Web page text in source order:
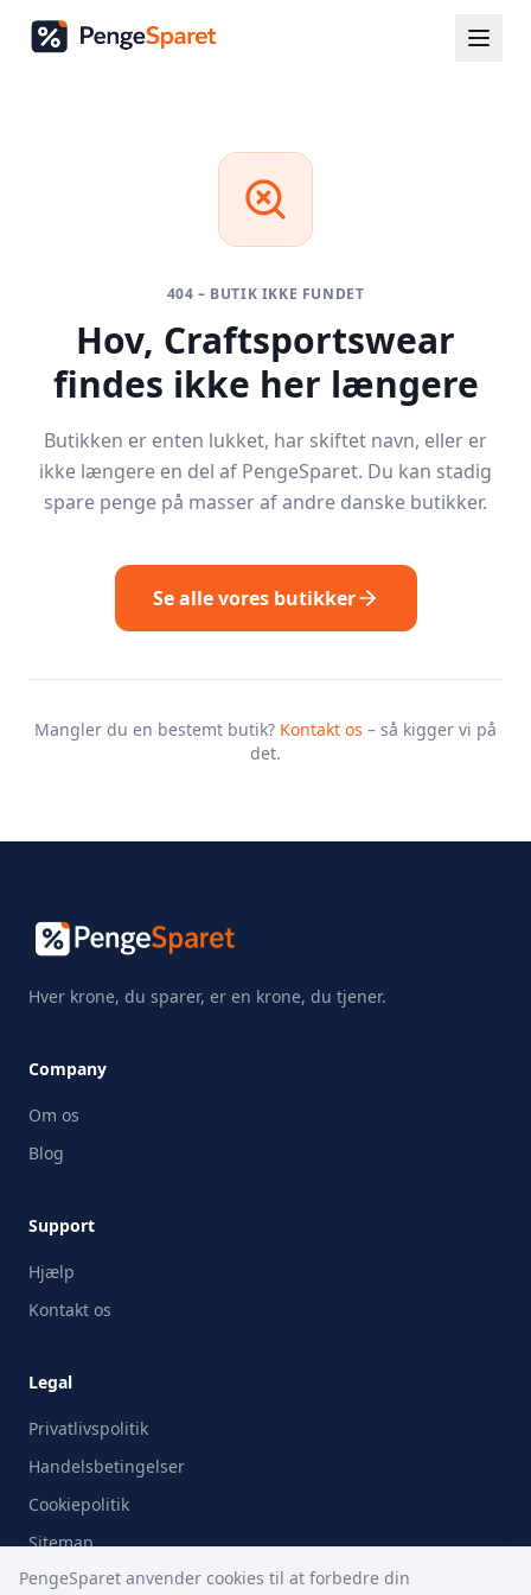
404 – BUTIK IKKE FUNDET
Hov, Craftsportswear
findes ikke her længere
Butikken er enten lukket, har skiftet navn, eller er
ikke længere en del af PengeSparet. Du kan stadig
spare penge på masser af andre danske butikker.
Se alle vores butikker
Mangler du en bestemt butik? Kontakt os – så kigger vi på
det.
Hver krone, du sparer, er en krone, du tjener.
Company
Om os
Blog
Support
Hjælp
Kontakt os
Legal
Privatlivspolitik
Handelsbetingelser
Cookiepolitik
Sitemap
PengeSparet anvender cookies til at forbedre din